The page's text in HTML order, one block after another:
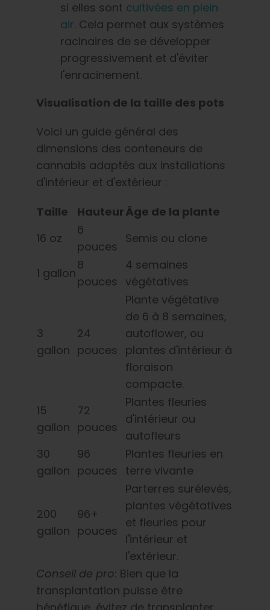
si elles sont cultivées en plein
air. Cela permet aux systèmes
racinaires de se développer
progressivement et d'éviter
l'enracinement.
Visualisation de la taille des pots
Voici un guide général des
dimensions des conteneurs de
cannabis adaptés aux installations
d'intérieur et d'extérieur :
Taille
HauteurÂge de la plante
16 oz
6
pouces
Semis ou clone
1 gallon
8
pouces
4 semaines
végétatives
3
gallon
24
pouces
Plante végétative
de 6 à 8 semaines,
autoflower, ou
plantes d'intérieur à
floraison
compacte.
15
gallon
72
pouces
Plantes fleuries
d'intérieur ou
autofleurs
30
gallon
96
pouces
Plantes fleuries en
terre vivante
200
gallon
96+
pouces
Parterres surélevés,
plantes végétatives
et fleuries pour
l'intérieur et
l'extérieur.
Conseil de pro: Bien que la
transplantation puisse être